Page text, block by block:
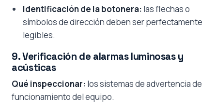
Identificación de la botonera: las flechas o
símbolos de dirección deben ser perfectamente
legibles.
9. Verificación de alarmas luminosas y
acústicas
Qué inspeccionar: los sistemas de advertencia de
funcionamiento del equipo.